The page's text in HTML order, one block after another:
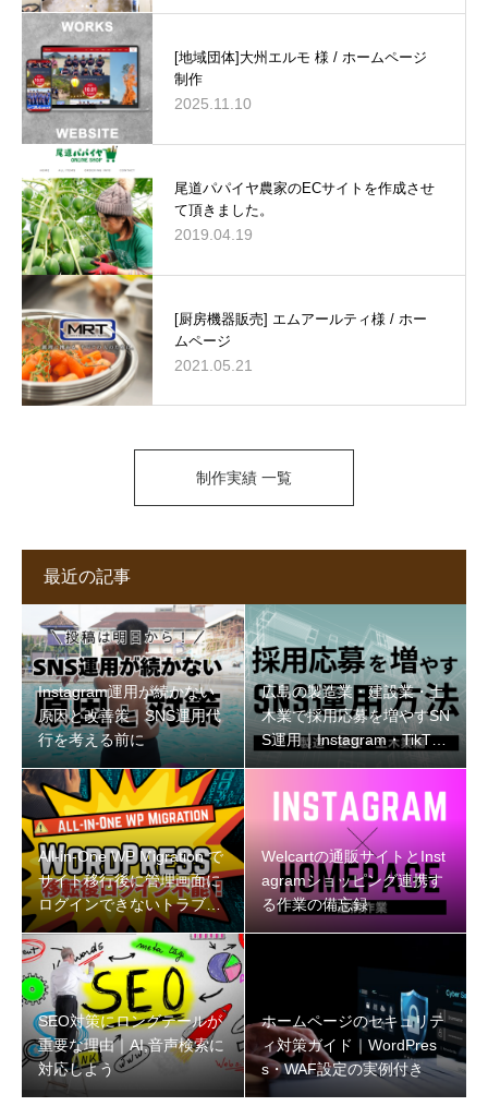
[地域団体]大州エルモ 様 / ホームページ
制作
2025.11.10
尾道パパイヤ農家のECサイトを作成させ
て頂きました。
2019.04.19
[厨房機器販売] エムアールティ様 / ホー
ムページ
2021.05.21
制作実績 一覧
最近の記事
Instagram運用が続かない
原因と改善策｜SNS運用代
行を考える前に
広島の製造業・建設業・土
木業で採用応募を増やすSN
S運用｜Instagram・TikTok
All-in-One WP Migration で
サイト移行後に管理画面に
ログインできないトラブル
と解決策
Welcartの通販サイトとInst
agramショッピング連携す
る作業の備忘録
SEO対策にロングテールが
重要な理由｜AI,音声検索に
対応しよう
ホームページのセキュリテ
ィ対策ガイド｜WordPres
s・WAF設定の実例付き